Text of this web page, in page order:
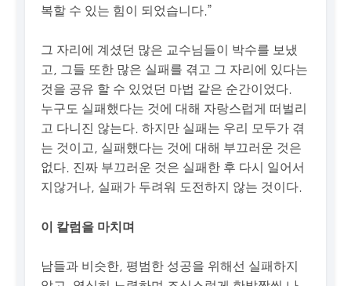
복할 수 있는 힘이 되었습니다.”
그 자리에 계셨던 많은 교수님들이 박수를 보냈
고, 그들 또한 많은 실패를 겪고 그 자리에 있다는
것을 공유 할 수 있었던 마법 같은 순간이었다.
누구도 실패했다는 것에 대해 자랑스럽게 떠벌리
고 다니진 않는다. 하지만 실패는 우리 모두가 겪
는 것이고, 실패했다는 것에 대해 부끄러운 것은
없다. 진짜 부끄러운 것은 실패한 후 다시 일어서
지않거나, 실패가 두려워 도전하지 않는 것이다.
이 칼럼을 마치며
남들과 비슷한, 평범한 성공을 위해선 실패하지